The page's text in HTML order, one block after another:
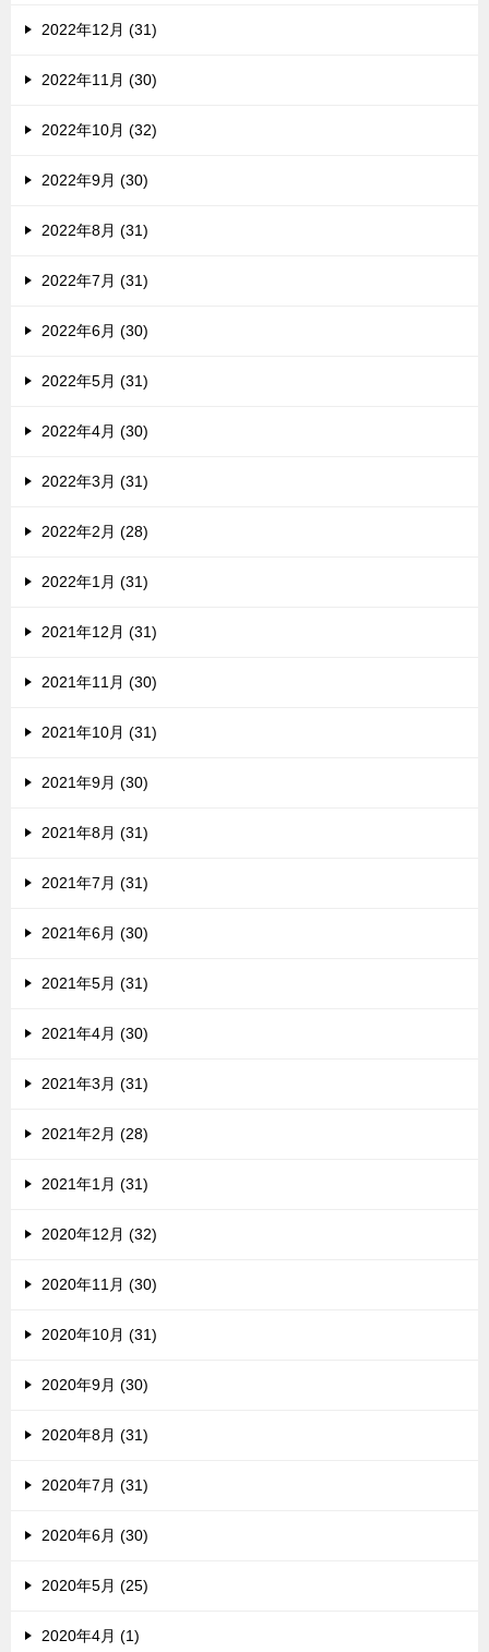
2022年12月 (31)
2022年11月 (30)
2022年10月 (32)
2022年9月 (30)
2022年8月 (31)
2022年7月 (31)
2022年6月 (30)
2022年5月 (31)
2022年4月 (30)
2022年3月 (31)
2022年2月 (28)
2022年1月 (31)
2021年12月 (31)
2021年11月 (30)
2021年10月 (31)
2021年9月 (30)
2021年8月 (31)
2021年7月 (31)
2021年6月 (30)
2021年5月 (31)
2021年4月 (30)
2021年3月 (31)
2021年2月 (28)
2021年1月 (31)
2020年12月 (32)
2020年11月 (30)
2020年10月 (31)
2020年9月 (30)
2020年8月 (31)
2020年7月 (31)
2020年6月 (30)
2020年5月 (25)
2020年4月 (1)